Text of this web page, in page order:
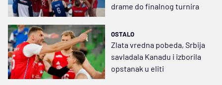
drame do finalnog turnira
OSTALO
Zlata vredna pobeda, Srbija
savladala Kanadu i izborila
opstanak u eliti